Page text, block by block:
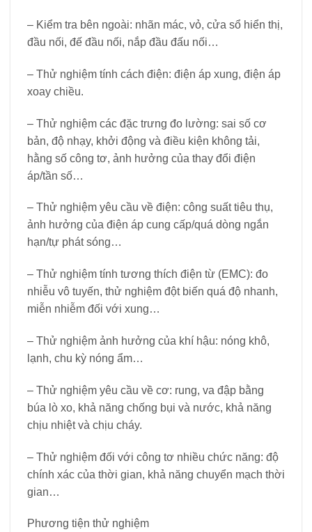
– Kiểm tra bên ngoài: nhãn mác, vỏ, cửa sổ hiển thị,
đầu nối, đế đầu nối, nắp đầu đấu nối…
– Thử nghiệm tính cách điện: điện áp xung, điện áp
xoay chiều.
– Thử nghiệm các đặc trưng đo lường: sai số cơ
bản, độ nhạy, khởi động và điều kiện không tải,
hằng số công tơ, ảnh hưởng của thay đổi điện
áp/tần số…
– Thử nghiệm yêu cầu về điện: công suất tiêu thụ,
ảnh hưởng của điện áp cung cấp/quá dòng ngắn
hạn/tự phát sóng…
– Thử nghiệm tính tương thích điện từ (EMC): đo
nhiễu vô tuyến, thử nghiệm đột biến quá độ nhanh,
miễn nhiễm đối với xung…
– Thử nghiệm ảnh hưởng của khí hậu: nóng khô,
lạnh, chu kỳ nóng ẩm…
– Thử nghiệm yêu cầu về cơ: rung, va đập bằng
búa lò xo, khả năng chống bụi và nước, khả năng
chịu nhiệt và chịu cháy.
– Thử nghiệm đối với công tơ nhiều chức năng: độ
chính xác của thời gian, khả năng chuyển mạch thời
gian…
Phương tiện thử nghiệm